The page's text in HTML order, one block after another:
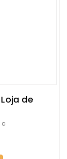
de
c